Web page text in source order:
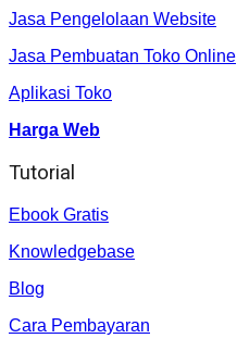
Jasa Pengelolaan Website
Jasa Pembuatan Toko Online
Aplikasi Toko
Harga Web
Tutorial
Ebook Gratis
Knowledgebase
Blog
Cara Pembayaran